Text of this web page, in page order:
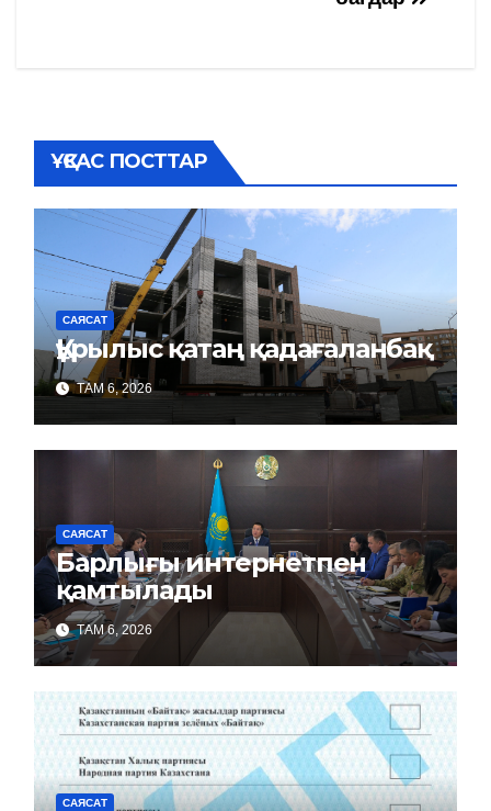
ҰҚСАС ПОСТТАР
САЯСАТ
Құрылыс қатаң қадағаланбақ
ТАМ 6, 2026
САЯСАТ
Барлығы интернетпен
қамтылады
ТАМ 6, 2026
САЯСАТ